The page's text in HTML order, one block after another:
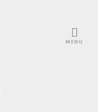
MENU